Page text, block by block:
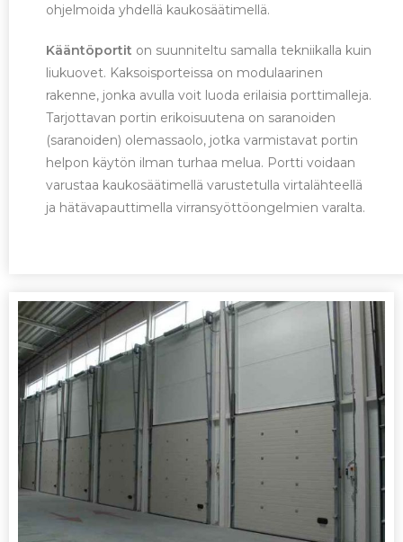
ohjelmoida yhdellä kaukosäätimellä.
Kääntöportit on suunniteltu samalla tekniikalla kuin
liukuovet. Kaksoisporteissa on modulaarinen
rakenne, jonka avulla voit luoda erilaisia porttimalleja.
Tarjottavan portin erikoisuutena on saranoiden
(saranoiden) olemassaolo, jotka varmistavat portin
helpon käytön ilman turhaa melua. Portti voidaan
varustaa kaukosäätimellä varustetulla virtalähteellä
ja hätävapauttimella virransyöttöongelmien varalta.